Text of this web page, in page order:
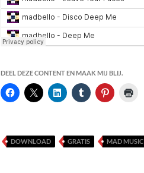
DEEL DEZE CONTENT EN MAAK MIJ BLIJ.
DOWNLOAD GRATIS MAD MUSIC